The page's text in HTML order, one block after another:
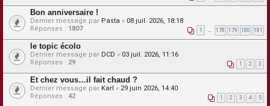
Bon anniversaire !
Dernier message par Pasta « 08 juil. 2026, 18:18
Réponses : 1807 1 … 178 179 180 181
le topic écolo
Dernier message par DCD « 03 juil. 2026, 11:16
Réponses : 29 1 2 3
Et chez vous…il fait chaud ?
Dernier message par Karl « 29 juin 2026, 14:40
Réponses : 42 1 2 3 4 5